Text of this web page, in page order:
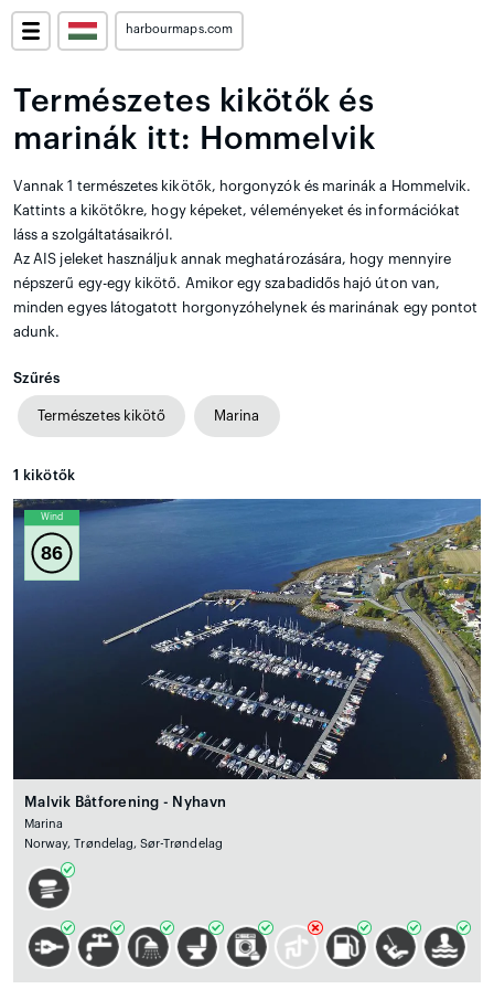
harbourmaps.com
Természetes kikötők és
marinák itt: Hommelvik
Vannak 1 természetes kikötők, horgonyzók és marinák a Hommelvik.
Kattints a kikötőkre, hogy képeket, véleményeket és információkat
láss a szolgáltatásaikról.
Az AIS jeleket használjuk annak meghatározására, hogy mennyire
népszerű egy-egy kikötő. Amikor egy szabadidős hajó úton van,
minden egyes látogatott horgonyzóhelynek és marinának egy pontot
adunk.
Szűrés
Természetes kikötő Marina
1 kikötők
Wind
86
Malvik Båtforening - Nyhavn
Marina
Norway, Trøndelag, Sør-Trøndelag